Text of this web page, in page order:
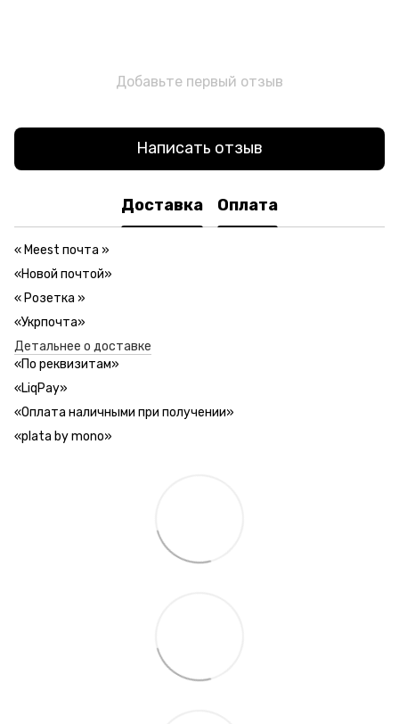
Добавьте первый отзыв
Написать отзыв
Доставка Оплата
« Meest почта »
«Новой почтой»
« Розетка »
«Укрпочта»
Детальнее о доставке
«По реквизитам»
«LiqPay»
«Оплата наличными при получении»
«plata by mono»